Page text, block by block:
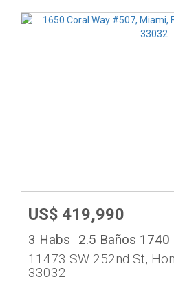
US$ 419,990
3 Habs - 2.5 Baños 1740
11473 SW 252nd St,
33032